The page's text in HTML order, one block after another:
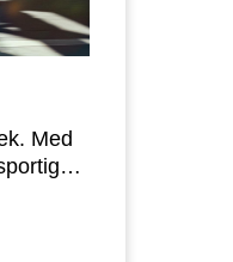
Med
nya
en